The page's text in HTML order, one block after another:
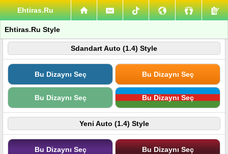
Ehtiras.Ru
Ehtiras.Ru Style
Sdandart Auto (1.4) Style
Bu Dizaynı Seç Bu Dizaynı Seç
Bu Dizaynı Seç Bu Dizaynı Seç
Yeni Auto (1.4) Style
Bu Dizaynı Seç Bu Dizaynı Seç